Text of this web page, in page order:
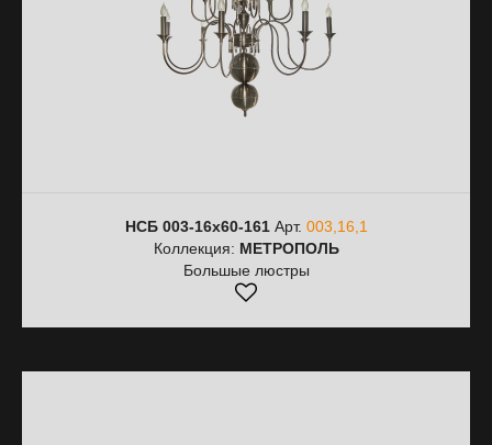
НСБ 003-16х60-161Арт. 003,16,1
Коллекция: МЕТРОПОЛЬ
Большые люстры